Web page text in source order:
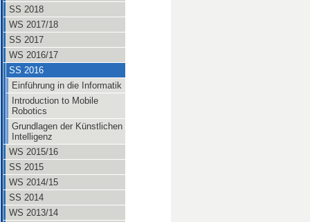
SS 2018
WS 2017/18
SS 2017
WS 2016/17
SS 2016
Einführung in die Informatik
Introduction to Mobile
Robotics
Grundlagen der Künstlichen
Intelligenz
WS 2015/16
SS 2015
WS 2014/15
SS 2014
WS 2013/14